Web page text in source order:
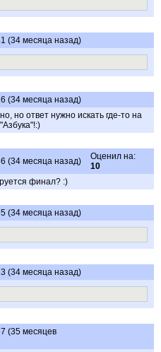
(34 месяца назад)
(34 месяца назад)
но ответ нужно искать где-то на
(34 месяца назад)
Оценил на:
10
финал? :)
(34 месяца назад)
(34 месяца назад)
(35 месяцев